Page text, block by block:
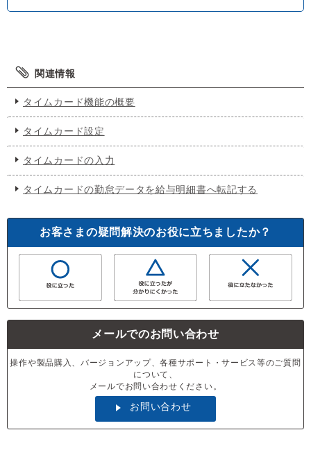
関連情報
タイムカード機能の概要
タイムカード設定
タイムカードの入力
タイムカードの勤怠データを給与明細書へ転記する
お客さまの疑問解決のお役に立ちましたか？
メールでのお問い合わせ
操作や製品購入、バージョンアップ、各種サポート・サービス等のご質問
について、
メールでお問い合わせください。
お問い合わせ